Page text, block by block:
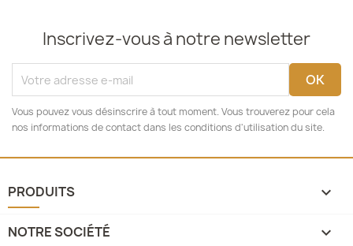
Inscrivez-vous à notre newsletter
Vous pouvez vous désinscrire à tout moment. Vous trouverez pour cela
nos informations de contact dans les conditions d'utilisation du site.
PRODUITS 
NOTRE SOCIÉTÉ 